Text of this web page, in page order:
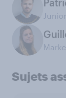
Sujets